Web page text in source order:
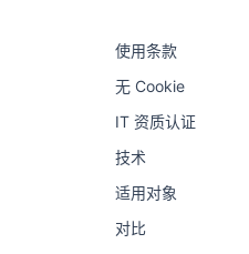
使用条款
无 Cookie
IT 资质认证
技术
适用对象
对比